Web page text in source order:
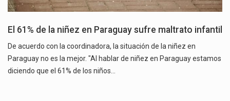
El 61% de la niñez en Paraguay sufre maltrato infantil
De acuerdo con la coordinadora, la situación de la niñez en
Paraguay no es la mejor. "Al hablar de niñez en Paraguay estamos
diciendo que el 61% de los niños…